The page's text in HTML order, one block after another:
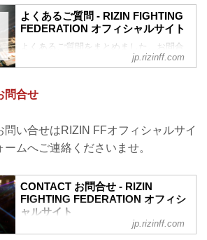
よくあるご質問 - RIZIN FIGHTING
FEDERATION オフィシャルサイト
よくあるご質問をまとめました。お問合
わせの前に、一度ご確認下さい。
Q.1 より良い席で観戦したいのですが、
どの先行でチケットを買うと一番良い席
A. より良い席のご案内は、以下の順番と
なります。
①ファンクラブ先行（超強者）
CLUB先行
③先行販売（オフィシャルサイト先行・
プレイガイド先行・番組・チラシ等 順不
④各プレイガイドの一般発売
jp.rizinff.com
問合せ
問い合せはRIZIN FFオフィシャルサイ
ームへご連絡くださいませ。
CONTACT お問合せ - RIZIN
FIGHTING FEDERATION オフィシ
ャルサイト
jp.rizinff.com